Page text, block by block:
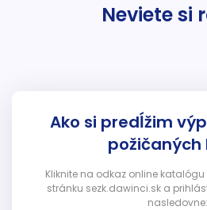
Neviete si
Ako si predĺžim
požičaných
Kliknite na odkaz online
stránku sezk.dawinci.sk a
nasledovne: